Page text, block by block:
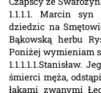
1.1.1.1. Marcin
dziedzic na
Bąkowską herbu
Poniżej wymieniam
1.1.1.1.1.Stanisław.
śmierci męża,
łąkami zwanymi